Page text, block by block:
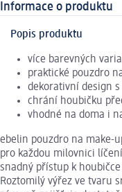
Informace o produktu
Popis produktu
více barevných
praktické pouzdro
dekorativní design
chrání houbičku
vhodné na doma i
ebelin pouzdro na make-
pro každou milovnici
snadný přístup k
Roztomilý výřez ve tvaru